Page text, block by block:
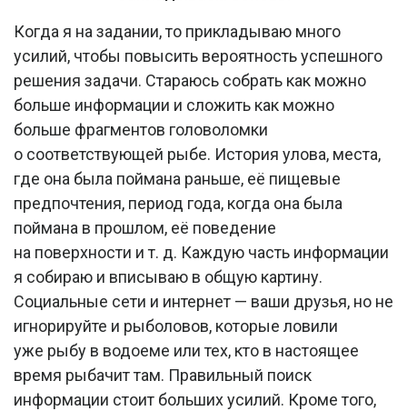
Когда я на задании, то прикладываю много
усилий, чтобы повысить вероятность успешного
решения задачи. Стараюсь собрать как можно
больше информации и сложить как можно
больше фрагментов головоломки
о соответствующей рыбе. История улова, места,
где она была поймана раньше, её пищевые
предпочтения, период года, когда она была
поймана в прошлом, её поведение
на поверхности и т. д. Каждую часть информации
я собираю и вписываю в общую картину.
Социальные сети и интернет — ваши друзья, но не
игнорируйте и рыболовов, которые ловили
уже рыбу в водоеме или тех, кто в настоящее
время рыбачит там. Правильный поиск
информации стоит больших усилий. Кроме того,